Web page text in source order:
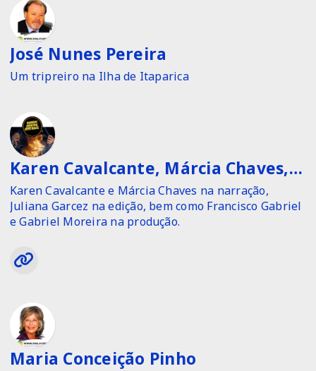
Estudos sobre as Mulheres alguns dos quais
publicados na Revista Faces de Eva. Estudos sobre a
Mulher. Tem centrado a sua investigação no período
de transição da Monarquia para a República.
José Nunes Pereira
Um tripreiro na Ilha de Itaparica
Karen Cavalcante, Márcia Chaves, Juliana Garcez, Francisco Gabriel, Gabriel Moreira
Karen Cavalcante e Márcia Chaves na narração,
Juliana Garcez na edição, bem como Francisco Gabriel
e Gabriel Moreira na produção.
Maria Conceição Pinho